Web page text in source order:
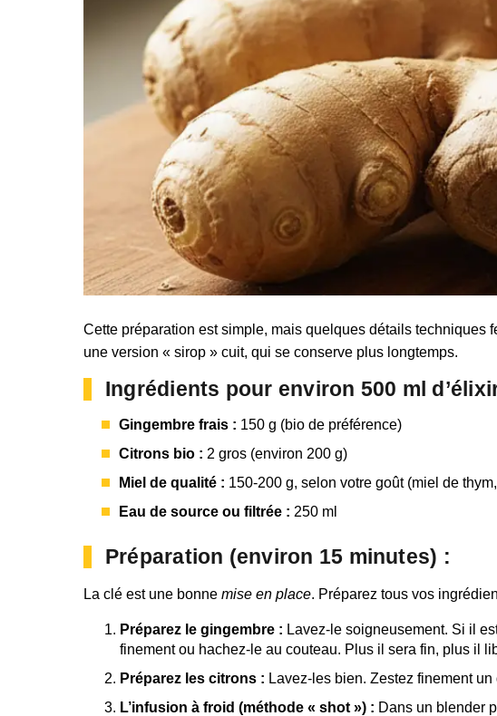
Cette préparation est simple, mais quelques détails techniques
une version « sirop » cuit, qui se conserve plus longtemps.
Ingrédients pour environ 500 ml
Gingembre frais : 150 g (bio de préférence)
Citrons bio : 2 gros (environ 200 g)
Miel de qualité : 150-200 g, selon votre goût (miel de
Eau de source ou filtrée : 250 ml
Préparation (environ 15 minutes) :
La clé est une bonne mise en place. Préparez tous vos
Préparez le gingembre : Lavez-le soigneusement. Si il
finement ou hachez-le au couteau. Plus il sera fin, plus il
Préparez les citrons : Lavez-les bien. Zestez finement
L’infusion à froid (méthode « shot ») : Dans un blender